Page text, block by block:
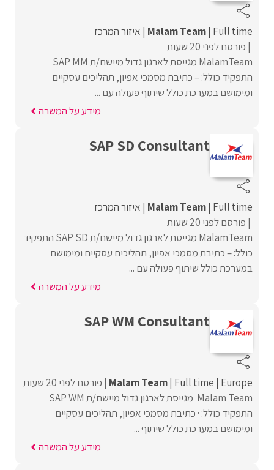
Malam Team Full time
איזור המרכז
פורסם לפני 20 שעות
MalamTeam מגייסת לארגון גדול מיישם/ת SAP MM
התפקיד כולל: – כתיבת מסמכי אפיון, תהליכים עסקיים
ומימושם במערכת כולל שיתוף פעולה עם ...
מידע על המשרה
SAP SD Consultant
Malam Team Full time
איזור המרכז
פורסם לפני 20 שעות
MalamTeam מגייסת לארגון גדול מיישם/ת SAP SD התפקיד
כולל: – כתיבת מסמכי אפיון, תהליכים עסקיים ומימושם
במערכת כולל שיתוף פעולה עם ...
מידע על המשרה
SAP WM Consultant
Malam Team Full time Europe
פורסם לפני 20 שעות
Malam Team מגייסת לארגון גדול מיישם/ת SAP WM
התפקיד כולל: · כתיבת מסמכי אפיון, תהליכים עסקיים
ומימושם במערכת כולל שיתוף ...
מידע על המשרה